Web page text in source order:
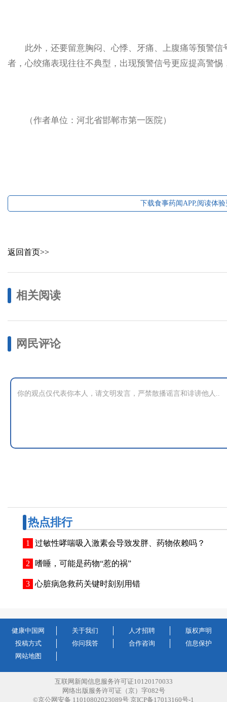
此外，还要留意胸闷、心悸、牙痛、上腹痛等预警信
者，心绞痛表现往往不典型，出现预警信号更应提高警惕
（作者单位：河北省邯郸市第一医院）
下载食事药闻APP,阅读体
返回首页>>
相关阅读
网民评论
热点排行
过敏性哮喘吸入激素会导致发胖、药物依赖吗？
嗜睡，可能是药物“惹的祸”
心脏病急救药关键时刻别用错
健康中国网 关于我们 人才招聘
版权声明
投稿方式
你问我答 合作咨询
信息保护
网站地图
互联网新闻信息服务许可证10120170033
网络出版服务许可证（京）字082号
©京公网安备 11010802023089号 京ICP备17013160号-1